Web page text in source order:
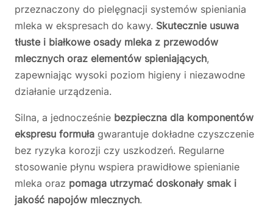
przeznaczony do pielęgnacji systemów spieniania
mleka w ekspresach do kawy. Skutecznie usuwa
tłuste i białkowe osady mleka z przewodów
mlecznych oraz elementów spieniających,
zapewniając wysoki poziom higieny i niezawodne
działanie urządzenia.
Silna, a jednocześnie bezpieczna dla komponentów
ekspresu formuła gwarantuje dokładne czyszczenie
bez ryzyka korozji czy uszkodzeń. Regularne
stosowanie płynu wspiera prawidłowe spienianie
mleka oraz pomaga utrzymać doskonały smak i
jakość napojów mlecznych.